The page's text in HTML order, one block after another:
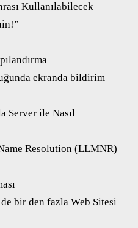
Kullanılabilecek
ekranda bildirim
Server ile Nasıl
Resolution (LLMNR)
bir den fazla Web Sitesi